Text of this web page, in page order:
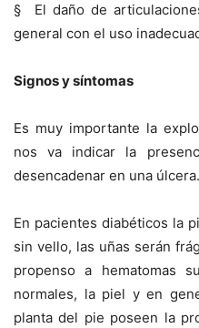
§ El daño de
general con el uso
Signos y síntomas
Es muy importante la
nos va indicar la
desencadenar en una úlcera.
En pacientes diabéticos la
sin vello, las uñas serán
propenso a hematomas
normales, la piel y en
planta del pie poseen la